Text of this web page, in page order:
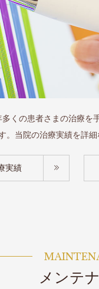
くの患者さまの治療
。当院の治療実績を詳細
実績
メンテ